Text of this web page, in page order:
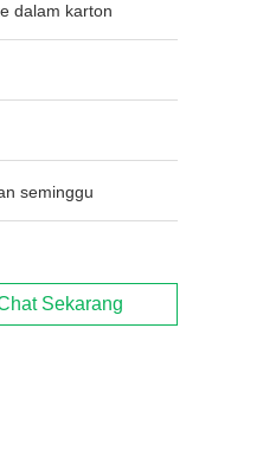
dalam karton
seminggu
Sekarang